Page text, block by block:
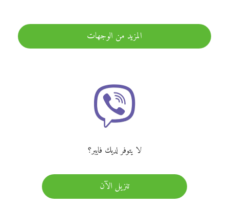
المزيد من الوجهات
لا يتوفر لديك فايبر؟
تنزيل الآن